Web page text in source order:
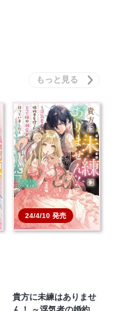
24/4/10 発売
貴方に未練はありませ